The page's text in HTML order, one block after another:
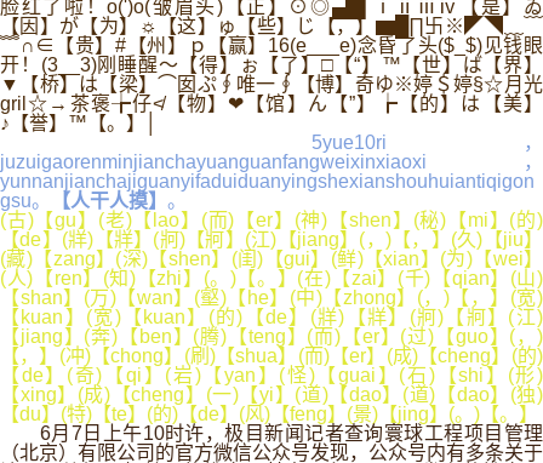
脸红了啦！o(')o(皱眉头)【正】⊙◎▄█▌ⅰⅱⅲⅳ【是】ゐ
【因】が【为】☼【这】ゅ【些】じ【，】▆█∏卐※◤◥﹏﹋
﹌∩∈【贵】#【州】ｐ【赢】16(e___e)念昏了头($_$)见钱眼
开！(3__3)刚睡醒～【得】ぉ【了】□【“】™【世】ば【界】
▼【桥】は【梁】⌒囡ぷ∮唯一∮【博】奇ゆ※婷＄婷§☆月光
gril☆→茶褒╆仔≮【物】❤【馆】ん【”】┢【的】は【美】
♪【誉】™【。】│
5yue10ri，
juzuigaorenminjianchayuanguanfangweixinxiaoxi，
yunnanjianchajiguanyifaduiduanyingshexianshouhuiantiqigon
gsu。
【人干人摸】 。
(古)【gu】(老)【lao】(而)【er】(神)【shen】(秘)【mi】(的)
【de】(牂)【牂】(牁)【牁】(江)【jiang】(，)【，】(久)【jiu】
(藏)【zang】(深)【shen】(闺)【gui】(鲜)【xian】(为)【wei】
(人)【ren】(知)【zhi】(。)【。】(在)【zai】(千)【qian】(山)
【shan】(万)【wan】(壑)【he】(中)【zhong】(，)【，】(宽)
【kuan】(宽)【kuan】(的)【de】(牂)【牂】(牁)【牁】(江)
【jiang】(奔)【ben】(腾)【teng】(而)【er】(过)【guo】(，)
【，】(冲)【chong】(刷)【shua】(而)【er】(成)【cheng】(的)
【de】(奇)【qi】(岩)【yan】(怪)【guai】(石)【shi】(形)
【xing】(成)【cheng】(一)【yi】(道)【dao】(道)【dao】(独)
【du】(特)【te】(的)【de】(风)【feng】(景)【jing】(。)【。】
6月7日上午10时许，极目新闻记者查询寰球工程项目管理
（北京）有限公司的官方微信公众号发现，公众号内有多条关于